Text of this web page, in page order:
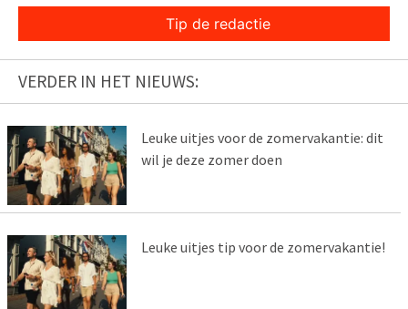
Tip de redactie
VERDER IN HET NIEUWS:
Leuke uitjes voor de zomervakantie: dit
wil je deze zomer doen
Leuke uitjes tip voor de zomervakantie!